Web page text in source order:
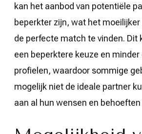
kan het aanbod van potentiële
beperkter zijn, wat het
de perfecte match te vinden. Dit
een beperktere keuze en
profielen, waardoor sommige
mogelijk niet de ideale partner
aan al hun wensen en